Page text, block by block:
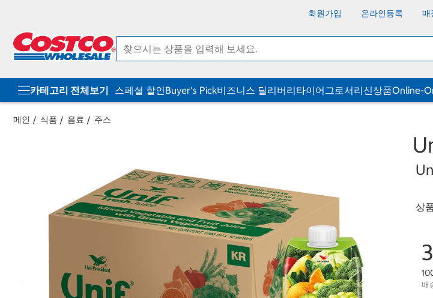
회원가입 온라인등록 매
카테고리 전체보기 스페셜 할인Buyer's Pick비즈니스 딜리버리타이어그로서리신상품Online-
메인 식품 음료 주스
상
배